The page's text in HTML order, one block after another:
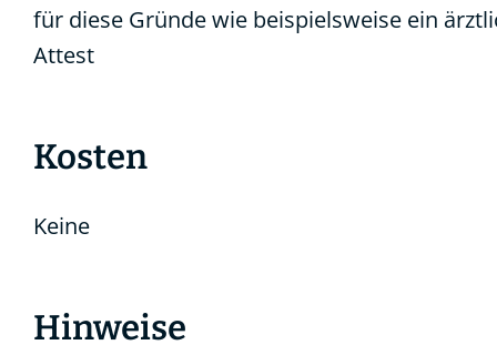
für diese Gründe wie beispielsweise ein
Attest
Kosten
Keine
Hinweise